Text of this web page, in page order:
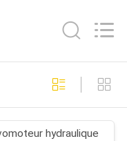
78
hydraulique